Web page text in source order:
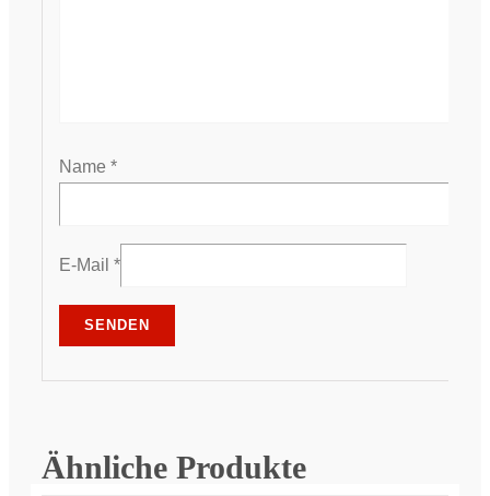
Name *
E-Mail *
Ähnliche Produkte